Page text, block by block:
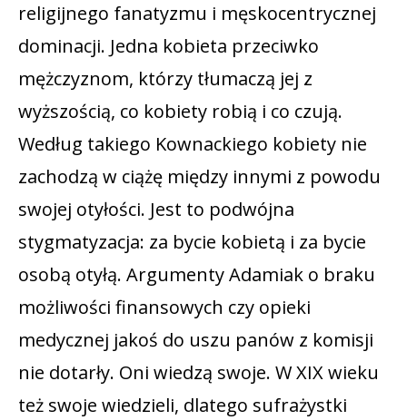
religijnego fanatyzmu i męskocentrycznej
dominacji. Jedna kobieta przeciwko
mężczyznom, którzy tłumaczą jej z
wyższością, co kobiety robią i co czują.
Według takiego Kownackiego kobiety nie
zachodzą w ciążę między innymi z powodu
swojej otyłości. Jest to podwójna
stygmatyzacja: za bycie kobietą i za bycie
osobą otyłą. Argumenty Adamiak o braku
możliwości finansowych czy opieki
medycznej jakoś do uszu panów z komisji
nie dotarły. Oni wiedzą swoje. W XIX wieku
też swoje wiedzieli, dlatego sufrażystki